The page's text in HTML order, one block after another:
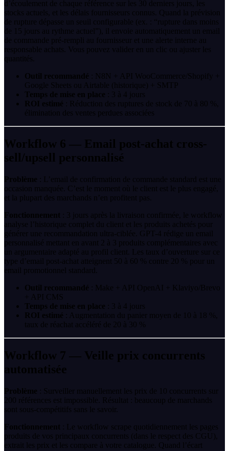
d’écoulement de chaque référence sur les 30 derniers jours, les
stocks actuels, et les délais fournisseurs connus. Quand la prévision
de rupture dépasse un seuil configurable (ex. : “rupture dans moins
de 15 jours au rythme actuel”), il envoie automatiquement un email
de commande pré-rempli au fournisseur et une alerte interne au
responsable achats. Vous pouvez valider en un clic ou ajuster les
quantités.
Outil recommandé : N8N + API WooCommerce/Shopify +
Google Sheets ou Airtable (historique) + SMTP
Temps de mise en place : 3 à 4 jours
ROI estimé : Réduction des ruptures de stock de 70 à 80 %,
élimination des ventes perdues associées
Workflow 6 — Email post-achat cross-
sell/upsell personnalisé
Problème : L’email de confirmation de commande standard est une
occasion manquée. C’est le moment où le client est le plus engagé,
et la plupart des marchands n’en profitent pas.
Fonctionnement : 3 jours après la livraison confirmée, le workflow
analyse l’historique complet du client et les produits achetés pour
générer une recommandation ultra-ciblée. GPT-4 rédige un email
personnalisé mettant en avant 2 à 3 produits complémentaires avec
un argumentaire adapté au profil client. Les taux d’ouverture sur ce
type d’email post-achat atteignent 50 à 60 % contre 20 % pour un
email promotionnel standard.
Outil recommandé : Make + API OpenAI + Klaviyo/Brevo
+ API CMS
Temps de mise en place : 3 à 4 jours
ROI estimé : Augmentation du panier moyen de 10 à 18 %,
taux de réachat accéléré de 20 à 30 %
Workflow 7 — Veille prix concurrents
automatisée
Problème : Surveiller manuellement les prix de 10 concurrents sur
200 références est impossible. Résultat : beaucoup de marchands
sont sous-compétitifs sans le savoir.
Fonctionnement : Le workflow scrape quotidiennement les pages
produits de vos principaux concurrents (dans le respect des CGU),
extrait les prix et les compare à votre catalogue. Quand l’écart